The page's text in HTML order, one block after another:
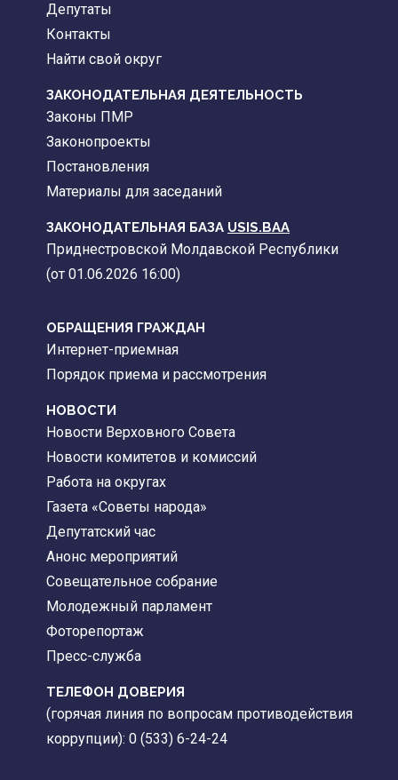
Депутаты
Контакты
Найти свой округ
ЗАКОНОДАТЕЛЬНАЯ ДЕЯТЕЛЬНОСТЬ
Законы ПМР
Законопроекты
Постановления
Материалы для заседаний
ЗАКОНОДАТЕЛЬНАЯ БАЗА USIS.BAA
Приднестровской Молдавской Республики
(от 01.06.2026 16:00)
ОБРАЩЕНИЯ ГРАЖДАН
Интернет-приемная
Порядок приема и рассмотрения
НОВОСТИ
Новости Верховного Совета
Новости комитетов и комиссий
Работа на округах
Газета «Советы народа»
Депутатский час
Анонс мероприятий
Совещательное собрание
Молодежный парламент
Фоторепортаж
Пресс-служба
ТЕЛЕФОН ДОВЕРИЯ
(горячая линия по вопросам противодействия
коррупции): 0 (533) 6-24-24